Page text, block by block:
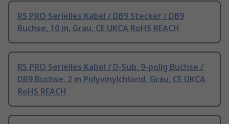
RS PRO Serielles Kabel / DB9 Stecker / DB9
Buchse, 10 m, Grau, CE UKCA RoHS REACH
RS PRO Serielles Kabel / D-Sub, 9-polig Buchse /
DB9 Buchse, 2 m Polyvinylchlorid, Grau, CE UKCA
RoHS REACH